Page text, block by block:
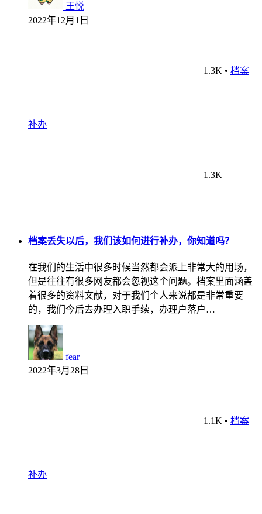
王悦
2022年12月1日
1.3K • 档案
补办
1.3K
档案丢失以后，我们该如何进行补办，你知道吗？
在我们的生活中很多时候当然都会派上非常大的用场，
但是往往有很多网友都会忽视这个问题。档案里面涵盖
着很多的资料文献，对于我们个人来说都是非常重要
的，我们今后去办理入职手续，办理户落户…
fear
2022年3月28日
1.1K • 档案
补办